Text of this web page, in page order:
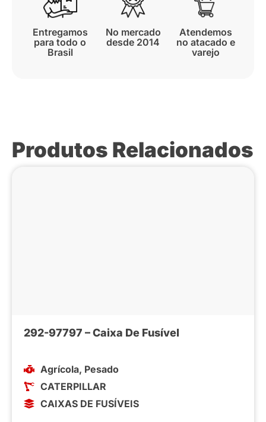
Entregamos
para todo o
Brasil
No mercado
desde 2014
Atendemos
no atacado e
varejo
Produtos Relacionados
292-97797 – Caixa De Fusível
Agrícola, Pesado
CATERPILLAR
CAIXAS DE FUSÍVEIS